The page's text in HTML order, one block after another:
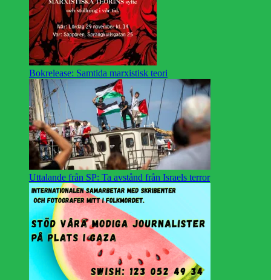
Bokrelease: Samtida marxistisk teori
Uttalande från SP: Ta avstånd från Israels terror